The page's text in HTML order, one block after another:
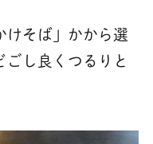
けそば」かから選
ごし良くつるりと